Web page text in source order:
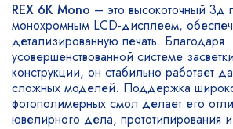
REX 6K Mono – это высокоточный 3д
монохромным LCD-дисплеем,
детализированную печать. Благодаря
усовершенствованной системе
конструкции, он стабильно работает
сложных моделей. Поддержка
фотополимерных смол делает его
ювелирного дела, прототипирования